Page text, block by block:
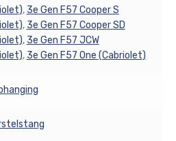
, 3e Gen F57 Cooper S
, 3e Gen F57 Cooper SD
, 3e Gen F57 JCW
, 3e Gen F57 One (Cabriolet)